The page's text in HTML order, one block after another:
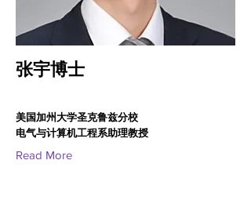
张宇博士
美国加州大学圣克鲁兹分校
电气与计算机工程系助理教授
Read More